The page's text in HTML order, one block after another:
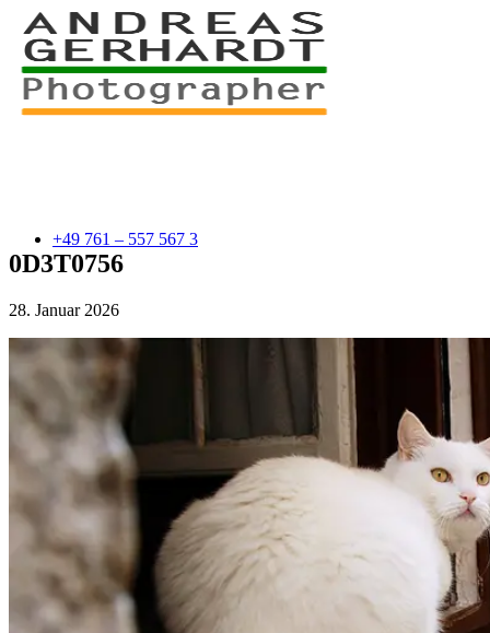
+49 761 – 557 567 3
Portfolio
People
0D3T0756
28. Januar 2026